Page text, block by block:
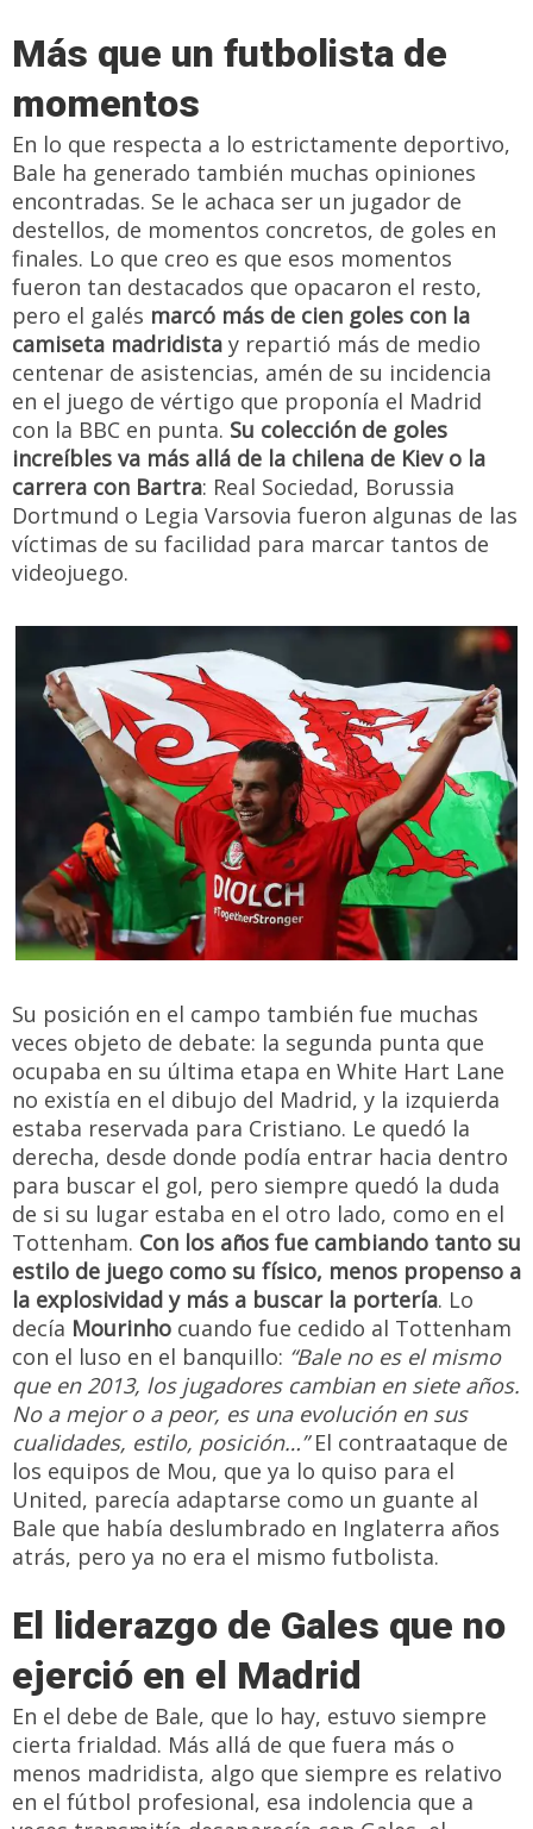
Más que un futbolista de
momentos
En lo que respecta a lo estrictamente deportivo,
Bale ha generado también muchas opiniones
encontradas. Se le achaca ser un jugador de
destellos, de momentos concretos, de goles en
finales. Lo que creo es que esos momentos
fueron tan destacados que opacaron el resto,
pero el galés marcó más de cien goles con la
camiseta madridista y repartió más de medio
centenar de asistencias, amén de su incidencia
en el juego de vértigo que proponía el Madrid
con la BBC en punta. Su colección de goles
increíbles va más allá de la chilena de Kiev o la
carrera con Bartra: Real Sociedad, Borussia
Dortmund o Legia Varsovia fueron algunas de las
víctimas de su facilidad para marcar tantos de
videojuego.
Su posición en el campo también fue muchas
veces objeto de debate: la segunda punta que
ocupaba en su última etapa en White Hart Lane
no existía en el dibujo del Madrid, y la izquierda
estaba reservada para Cristiano. Le quedó la
derecha, desde donde podía entrar hacia dentro
para buscar el gol, pero siempre quedó la duda
de si su lugar estaba en el otro lado, como en el
Tottenham. Con los años fue cambiando tanto su
estilo de juego como su físico, menos propenso a
la explosividad y más a buscar la portería. Lo
decía Mourinho cuando fue cedido al Tottenham
con el luso en el banquillo: “Bale no es el mismo
que en 2013, los jugadores cambian en siete años.
No a mejor o a peor, es una evolución en sus
cualidades, estilo, posición…”El contraataque de
los equipos de Mou, que ya lo quiso para el
United, parecía adaptarse como un guante al
Bale que había deslumbrado en Inglaterra años
atrás, pero ya no era el mismo futbolista.
El liderazgo de Gales que no
ejerció en el Madrid
En el debe de Bale, que lo hay, estuvo siempre
cierta frialdad. Más allá de que fuera más o
menos madridista, algo que siempre es relativo
en el fútbol profesional, esa indolencia que a